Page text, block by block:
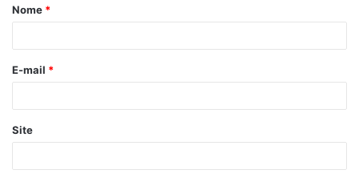
Nome *
E-mail *
Site